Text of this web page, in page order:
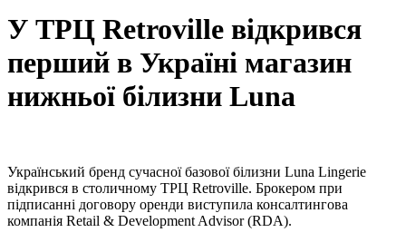
У ТРЦ Retroville відкрився
перший в Україні магазин
нижньої білизни Luna
Український бренд сучасної базової білизни Luna Lingerie
відкрився в столичному ТРЦ Retroville. Брокером при
підписанні договору оренди виступила консалтингова
компанія Retail & Development Advisor (RDA).